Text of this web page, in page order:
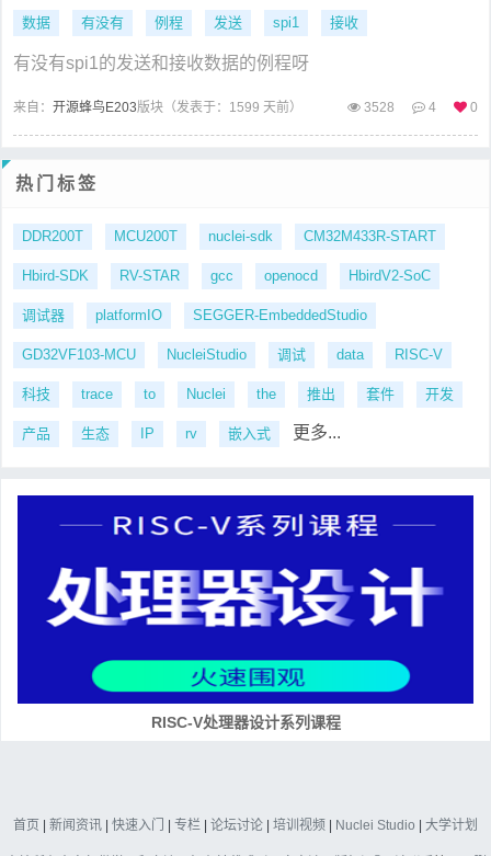
数据 有没有 例程 发送 spi1 接收
有没有spi1的发送和接收数据的例程呀
来自： 开源蜂鸟E203版块（发表于：1599 天前） 3528 4 0
热门标签
DDR200T MCU200T nuclei-sdk CM32M433R-START
Hbird-SDK RV-STAR gcc openocd HbirdV2-SoC
调试器 platformIO SEGGER-EmbeddedStudio
GD32VF103-MCU NucleiStudio 调试 data RISC-V
科技 trace to Nuclei the 推出 套件 开发
产品 生态 IP rv 嵌入式 更多...
RISC-V处理器设计系列课程
首页 新闻资讯 快速入门 专栏 论坛讨论 培训视频 Nuclei Studio 大学计划